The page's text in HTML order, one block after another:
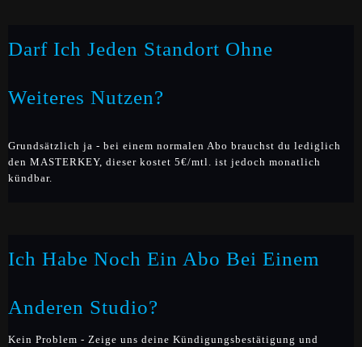
Darf Ich Jeden Standort Ohne
Weiteres Nutzen?
Grundsätzlich ja - bei einem normalen Abo brauchst du lediglich
den MASTERKEY, dieser kostet 5€/mtl. ist jedoch monatlich
kündbar.
Ich Habe Noch Ein Abo Bei Einem
Anderen Studio?
Kein Problem - Zeige uns deine Kündigungsbestätigung und